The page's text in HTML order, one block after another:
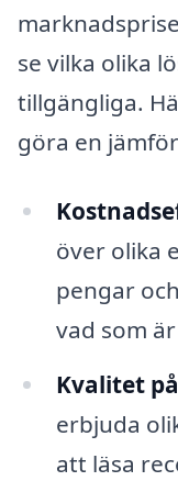
se vilka olika
tillgängliga.
göra en
över olika
pengar
vad som
Kvalitet
erbjuda
att läsa